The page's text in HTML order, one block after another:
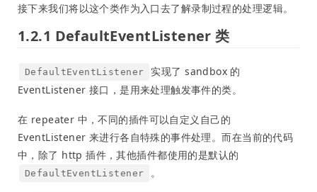
接下来我们将以这个类作为入口去了解录制过程的处理逻辑。
1.2.1 DefaultEventListener 类
DefaultEventListener
实现了 sandbox 的
EventListener 接口，是用来处理触发事件的类。
在 repeater 中，不同的插件可以自定义自己的
EventListener 来进行各自特殊的事件处理。而在当前的代码
中，除了 http 插件，其他插件都使用的是默认的
DefaultEventListener 。